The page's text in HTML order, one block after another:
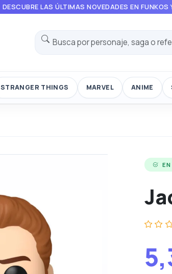
DESCUBRE LAS ÚLTIMAS NOVEDADES EN FUNKOS
STRANGER THINGS MARVEL ANIME